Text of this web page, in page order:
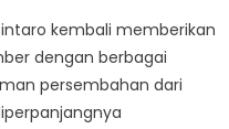
kembali memberikan
dengan berbagai
persembahan dari